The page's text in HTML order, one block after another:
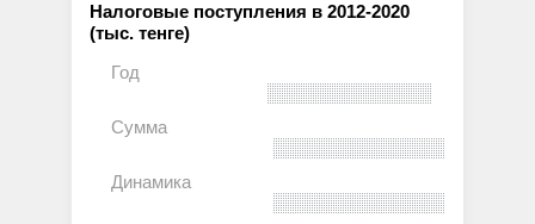
Налоговые поступления в 2012-2020
(тыс. тенге)